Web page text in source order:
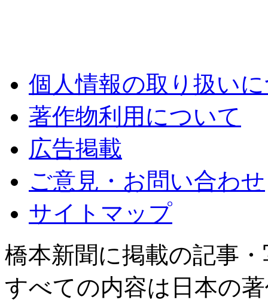
個人情報の取り扱い
著作物利用について
広告掲載
ご意見・お問い合わせ
サイトマップ
橋本新聞に掲載の記事
すべての内容は日本の